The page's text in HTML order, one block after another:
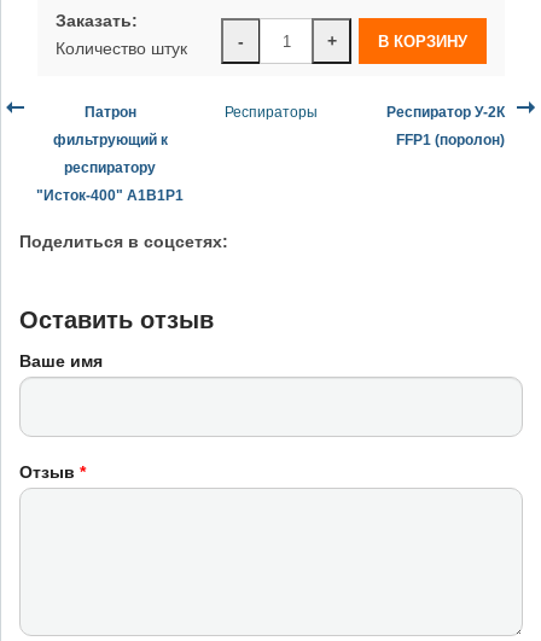
- +
Заказать:
Количество штук
Патрон
фильтрующий к
респиратору
"Исток-400" А1В1Р1
Респираторы
Респиратор У-2К
FFP1 (поролон)
Поделиться в соцсетях:
Оставить отзыв
Ваше имя
Отзыв *